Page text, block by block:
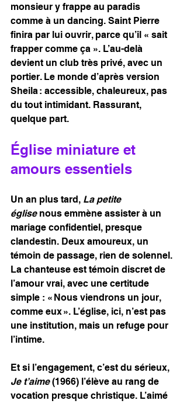
monsieur y frappe au paradis
comme à un dancing. Saint Pierre
finira par lui ouvrir, parce qu’il « sait
frapper comme ça ». L’au-delà
devient un club très privé, avec un
portier. Le monde d’après version
Sheila : accessible, chaleureux, pas
du tout intimidant. Rassurant,
quelque part.
Église miniature et
amours essentiels
Un an plus tard, La petite
église nous emmène assister à un
mariage confidentiel, presque
clandestin. Deux amoureux, un
témoin de passage, rien de solennel.
La chanteuse est témoin discret de
l’amour vrai, avec une certitude
simple : « Nous viendrons un jour,
comme eux ». L’église, ici, n’est pas
une institution, mais un refuge pour
l’intime.
Et si l’engagement, c’est du sérieux,
Je t’aime (1966) l’élève au rang de
vocation presque christique. L’aimé